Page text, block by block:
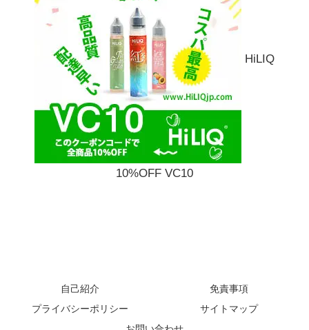
HiLIQ
10%OFF VC10
自己紹介
免責事項
プライバシーポリシー
サイトマップ